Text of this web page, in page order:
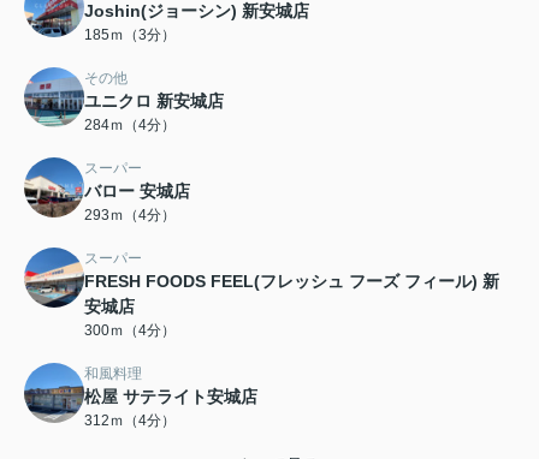
Joshin(ジョーシン) 新安城店
185ｍ（3分）
その他
ユニクロ 新安城店
284ｍ（4分）
スーパー
バロー 安城店
293ｍ（4分）
スーパー
FRESH FOODS FEEL(フレッシュ フーズ フィール) 新
安城店
300ｍ（4分）
和風料理
松屋 サテライト安城店
312ｍ（4分）